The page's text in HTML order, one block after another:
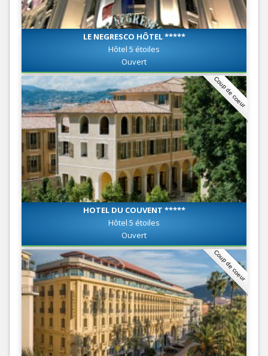
LE NEGRESCO HÔTEL *****
Hôtel 5 étoiles
Ouvert
Coup de coeur
HOTEL DU COUVENT *****
Hôtel 5 étoiles
Ouvert
Coup de coeur